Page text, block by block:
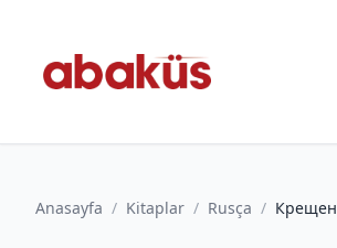
Anasayfa / Kitaplar / Rusça /